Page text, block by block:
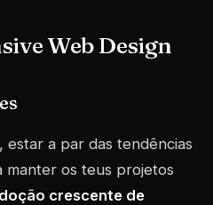
Web Design
a par das tendências
manter os teus projetos
crescente de